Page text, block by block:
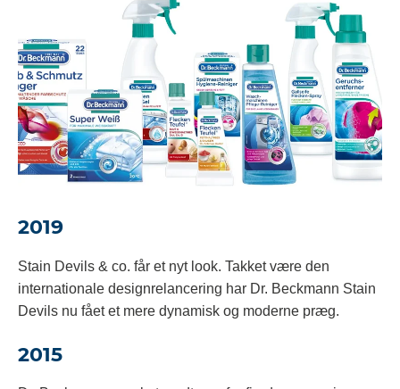
2019
Stain Devils & co. får et nyt look. Takket være den
internationale designrelancering har Dr. Beckmann Stain
Devils nu fået et mere dynamisk og moderne præg.
2015